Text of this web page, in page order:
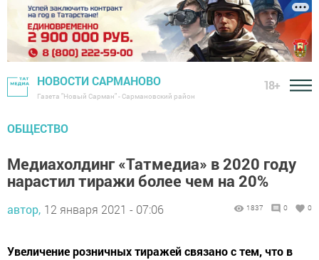
НОВОСТИ САРМАНОВО
Газета "Новый Сарман" - Сармановский район
18+
ОБЩЕСТВО
Медиахолдинг «Татмедиа» в 2020 году
нарастил тиражи более чем на 20%
автор, 12 января 2021 - 07:06 1837 0 0
Увеличение розничных тиражей связано с тем, что в